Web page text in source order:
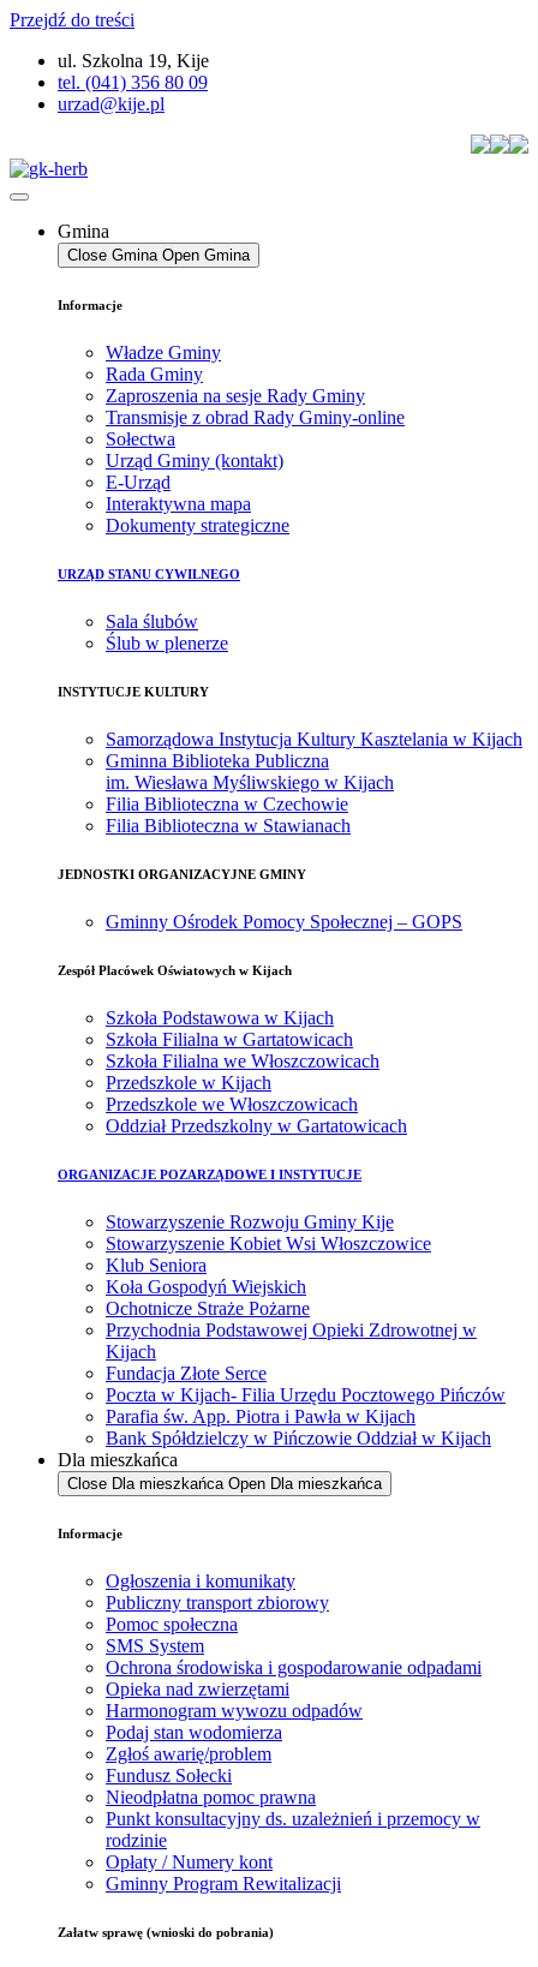
Przejdź do treści
ul. Szkolna 19, Kije
tel. (041) 356 80 09
urzad@kije.pl
Gmina
Close Gmina Open Gmina
Informacje
Władze Gminy
Rada Gminy
Zaproszenia na sesje Rady Gminy
Transmisje z obrad Rady Gminy-online
Sołectwa
Urząd Gminy (kontakt)
E-Urząd
Interaktywna mapa
Dokumenty strategiczne
URZĄD STANU CYWILNEGO
Sala ślubów
Ślub w plenerze
INSTYTUCJE KULTURY
Samorządowa Instytucja Kultury Kasztelania w Kijach
Gminna Biblioteka Publiczna
im. Wiesława Myśliwskiego w Kijach
Filia Biblioteczna w Czechowie
Filia Biblioteczna w Stawianach
JEDNOSTKI ORGANIZACYJNE GMINY
Gminny Ośrodek Pomocy Społecznej – GOPS
Zespół Placówek Oświatowych w Kijach
Szkoła Podstawowa w Kijach
Szkoła Filialna w Gartatowicach
Szkoła Filialna we Włoszczowicach
Przedszkole w Kijach
Przedszkole we Włoszczowicach
Oddział Przedszkolny w Gartatowicach
ORGANIZACJE POZARZĄDOWE I INSTYTUCJE
Stowarzyszenie Rozwoju Gminy Kije
Stowarzyszenie Kobiet Wsi Włoszczowice
Klub Seniora
Koła Gospodyń Wiejskich
Ochotnicze Straże Pożarne
Przychodnia Podstawowej Opieki Zdrowotnej w
Kijach
Fundacja Złote Serce
Poczta w Kijach- Filia Urzędu Pocztowego Pińczów
Parafia św. App. Piotra i Pawła w Kijach
Bank Spółdzielczy w Pińczowie Oddział w Kijach
Dla mieszkańca
Close Dla mieszkańca Open Dla mieszkańca
Informacje
Ogłoszenia i komunikaty
Publiczny transport zbiorowy
Pomoc społeczna
SMS System
Ochrona środowiska i gospodarowanie odpadami
Opieka nad zwierzętami
Harmonogram wywozu odpadów
Podaj stan wodomierza
Zgłoś awarię/problem
Fundusz Sołecki
Nieodpłatna pomoc prawna
Punkt konsultacyjny ds. uzależnień i przemocy w
rodzinie
Opłaty / Numery kont
Gminny Program Rewitalizacji
Załatw sprawę (wnioski do pobrania)